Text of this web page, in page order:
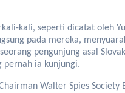
kali, seperti dicatat oleh
pada mereka,
pengunjung asal
pernah ia kunjungi.
Walter Spies